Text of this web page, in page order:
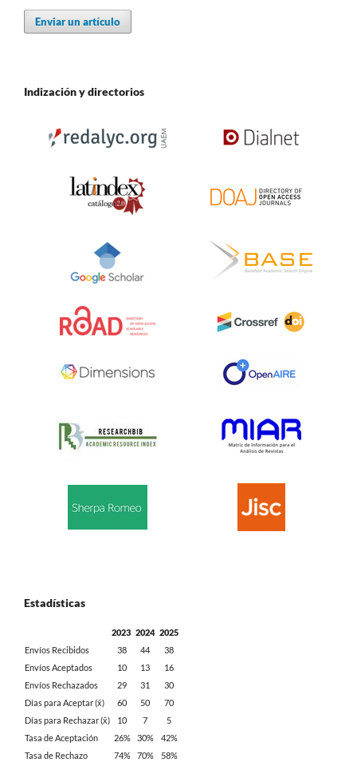
Enviar un artículo
Indización y directorios
Estadísticas
2023 2024 2025
Envíos Recibidos
38 44
38
Envíos Aceptados
10 13
16
Envíos Rechazados
29 31
30
Días para Aceptar (x̄)
60 50
70
Días para Rechazar (x̄)
10 7
5
Tasa de Aceptación
26% 30%
42%
Tasa de Rechazo
74% 70% 58%